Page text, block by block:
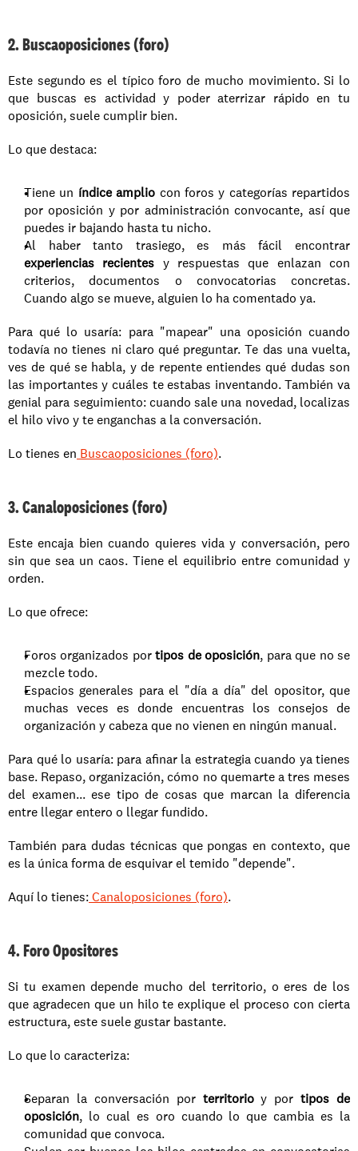
2. Buscaoposiciones (foro)
Este segundo es el típico foro de mucho movimiento. Si lo
que buscas es actividad y poder aterrizar rápido en tu
oposición, suele cumplir bien.
Lo que destaca:
Tiene un índice amplio con foros y categorías repartidos
por oposición y por administración convocante, así que
puedes ir bajando hasta tu nicho.
experiencias recientes y respuestas que enlazan con
criterios, documentos o convocatorias concretas.
Cuando algo se mueve, alguien lo ha comentado ya.
Para qué lo usaría: para "mapear" una oposición cuando
todavía no tienes ni claro qué preguntar. Te das una vuelta,
ves de qué se habla, y de repente entiendes qué dudas son
las importantes y cuáles te estabas inventando. También va
genial para seguimiento: cuando sale una novedad, localizas
el hilo vivo y te enganchas a la conversación.
Lo tienes en Buscaoposiciones (foro).
3. Canaloposiciones (foro)
Este encaja bien cuando quieres vida y conversación, pero
sin que sea un caos. Tiene el equilibrio entre comunidad y
orden.
Lo que ofrece:
Foros organizados por tipos de oposición, para que no se
mezcle todo.
Espacios generales para el "día a día" del opositor, que
muchas veces es donde encuentras los consejos de
organización y cabeza que no vienen en ningún manual.
Para qué lo usaría: para afinar la estrategia cuando ya tienes
base. Repaso, organización, cómo no quemarte a tres meses
del examen... ese tipo de cosas que marcan la diferencia
entre llegar entero o llegar fundido.
También para dudas técnicas que pongas en contexto, que
es la única forma de esquivar el temido "depende".
Aquí lo tienes: Canaloposiciones (foro).
4. Foro Opositores
Si tu examen depende mucho del territorio, o eres de los
que agradecen que un hilo te explique el proceso con cierta
estructura, este suele gustar bastante.
Lo que lo caracteriza:
Separan la conversación por territorio y por tipos de
oposición, lo cual es oro cuando lo que cambia es la
comunidad que convoca.